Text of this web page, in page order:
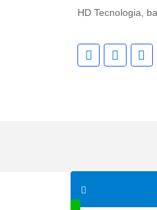
HD Tecnologia,